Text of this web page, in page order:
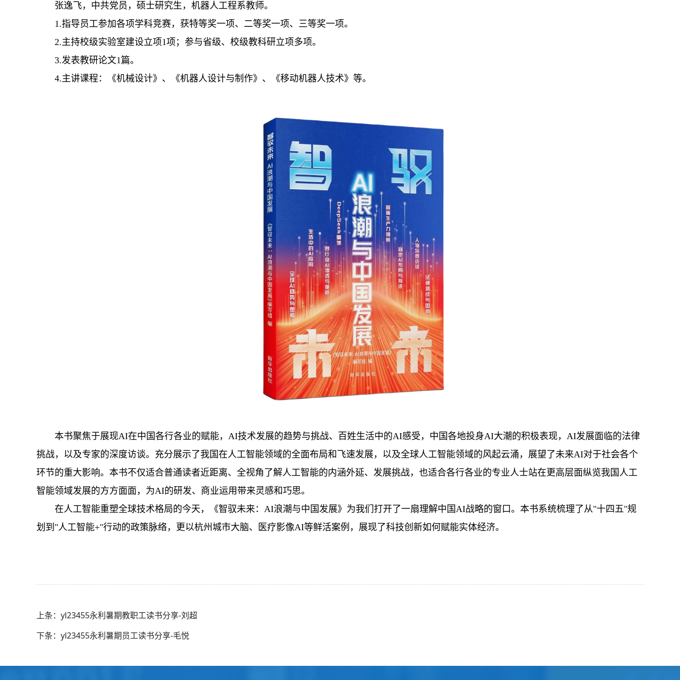
张逸飞，中共党员，硕士研究生，机器人工程系教师。
1.指导员工参加各项学科竞赛，获特等奖一项、二等奖一项、三等奖一项。
2.主持校级实验室建设立项1项；参与省级、校级教科研立项多项。
3.发表教研论文1篇。
4.主讲课程：《机械设计》、《机器人设计与制作》、《移动机器人技术》等。
本书聚焦于展现AI在中国各行各业的赋能，AI技术发展的趋势与挑战、百姓生活中的AI感受，中国各地投身AI大潮的积极表现，AI发展面临的法律
挑战，以及专家的深度访谈。充分展示了我国在人工智能领域的全面布局和飞速发展，以及全球人工智能领域的风起云涌，展望了未来AI对于社会各个
环节的重大影响。本书不仅适合普通读者近距离、全视角了解人工智能的内涵外延、发展挑战，也适合各行各业的专业人士站在更高层面纵览我国人工
智能领域发展的方方面面，为AI的研发、商业运用带来灵感和巧思。
在人工智能重塑全球技术格局的今天，《智驭未来：AI浪潮与中国发展》为我们打开了一扇理解中国AI战略的窗口。本书系统梳理了从"十四五"规
划到"人工智能+"行动的政策脉络，更以杭州城市大脑、医疗影像AI等鲜活案例，展现了科技创新如何赋能实体经济。
上条：yl23455永利暑期教职工读书分享-刘超
下条：yl23455永利暑期员工读书分享-毛悦